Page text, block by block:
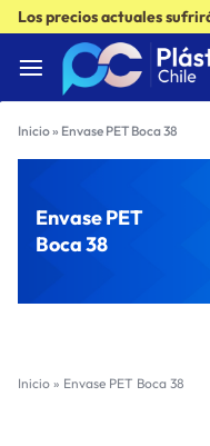
Los precios actuales
Inicio» Envase PET Boca 38
Envase PET
Boca 38
Inicio » Envase PET Boca 38